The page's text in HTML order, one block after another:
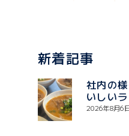
新着記事
社内の
いしい
2026年8月6